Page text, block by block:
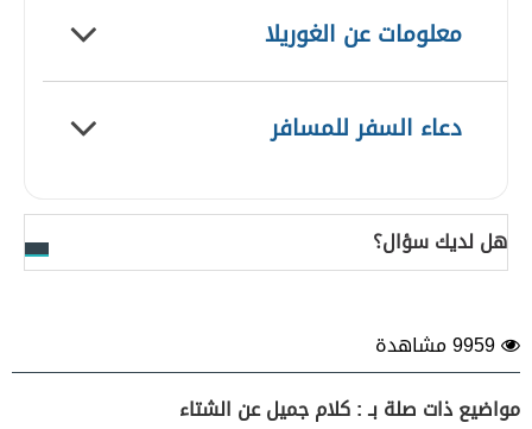
معلومات عن الغوريلا
دعاء السفر للمسافر
هل لديك سؤال؟
مواضيع ذات صلة بـ : كلام جميل عن الشتاء